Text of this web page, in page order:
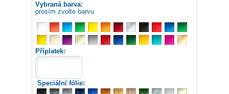
Vybraná barva:
prosím zvolte barvu
Příplatek:
Speciální fólie: